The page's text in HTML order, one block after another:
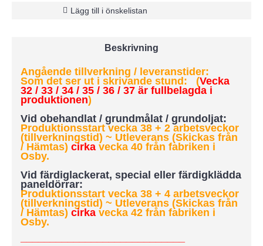
Lägg till i önskelistan
Beskrivning
Angående tillverkning / leveranstider:
Som det ser ut i skrivande stund: (Vecka
32 / 33 / 34 / 35 / 36 / 37 är fullbelagda i
produktionen)
Vid obehandlat / grundmålat / grundoljat:
Produktionsstart vecka 38 + 2 arbetsveckor
(tillverkningstid) ~ Utleverans (Skickas från
/ Hämtas) cirka vecka 40 från fabriken i
Osby.
Vid färdiglackerat, special eller färdigklädda
paneldörrar:
Produktionsstart vecka 38 + 4 arbetsveckor
(tillverkningstid) ~ Utleverans (Skickas från
/ Hämtas) cirka vecka 42 från fabriken i
Osby.